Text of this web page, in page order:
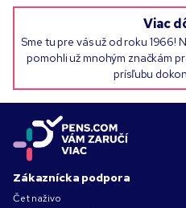
Viac
Sme tu pre vás už od roku 1966!
pomohli už mnohým značkám
prísľubu
Zákaznícka podpora
Čet naživo